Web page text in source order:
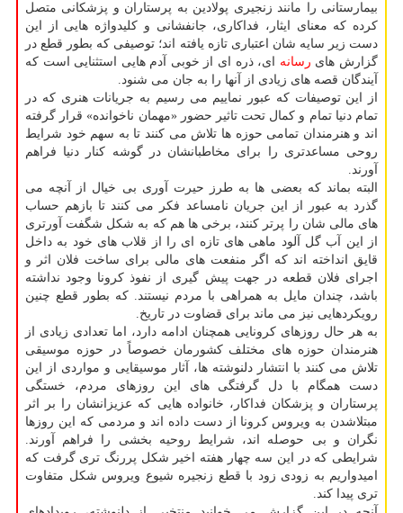
بیمارستانی را مانند زنجیری پولادین به پرستاران و پزشکانی متصل
کرده که معنای ایثار، فداکاری، جانفشانی و کلیدواژه هایی از این
دست زیر سایه شان اعتباری تازه یافته اند؛ توصیفی که بطور قطع در
گزارش های رسانه ای، ذره ای از خوبی آدم هایی استثنایی است که
آیندگان قصه های زیادی از آنها را به جان می شنود.
از این توصیفات که عبور نماییم می رسیم به جریانات هنری که در
تمام دنیا تمام و کمال تحت تاثیر حضور «مهمان ناخوانده» قرار گرفته
اند و هنرمندان تمامی حوزه ها تلاش می کنند تا به سهم خود شرایط
روحی مساعدتری را برای مخاطبانشان در گوشه کنار دنیا فراهم
آورند.
البته بماند که بعضی ها به طرز حیرت آوری بی خیال از آنچه می
گذرد به عبور از این جریان نامساعد فکر می کنند تا بازهم حساب
های مالی شان را پرتر کنند، برخی ها هم که به شکل شگفت آورتری
از این آب گل آلود ماهی های تازه ای را از قلاب های خود به داخل
قایق انداخته اند که اگر منفعت های مالی برای ساخت فلان اثر و
اجرای فلان قطعه در جهت پیش گیری از نفوذ کرونا وجود نداشته
باشد، چندان مایل به همراهی با مردم نیستند. که بطور قطع چنین
رویکردهایی نیز می ماند برای قضاوت در تاریخ.
به هر حال روزهای کرونایی همچنان ادامه دارد، اما تعدادی زیادی از
هنرمندان حوزه های مختلف کشورمان خصوصاً در حوزه موسیقی
تلاش می کنند با انتشار دلنوشته ها، آثار موسیقایی و مواردی از این
دست همگام با دل گرفتگی های این روزهای مردم، خستگی
پرستاران و پزشکان فداکار، خانواده هایی که عزیزانشان را بر اثر
مبتلاشدن به ویروس کرونا از دست داده اند و مردمی که این روزها
نگران و بی حوصله اند، شرایط روحیه بخشی را فراهم آورند.
شرایطی که در این سه چهار هفته اخیر شکل پررنگ تری گرفت که
امیدواریم به زودی زود با قطع زنجیره شیوع ویروس شکل متفاوت
تری پیدا کند.